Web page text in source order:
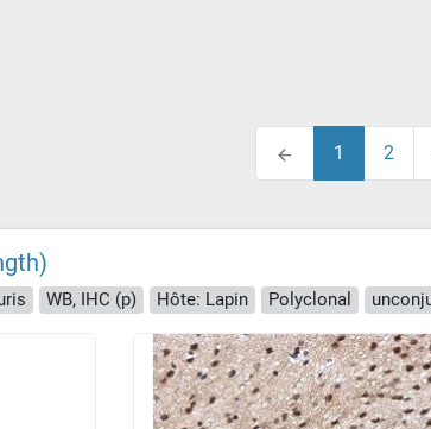
1 2
WB, IHC (p) Hôte: Lapin Polyclonal